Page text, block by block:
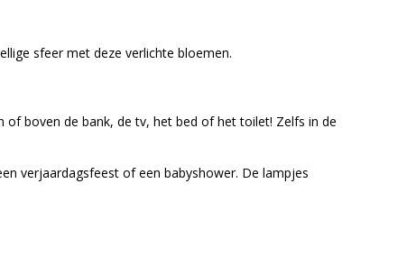
sfeer met deze verlichte bloemen.
boven de bank, de tv, het bed of het toilet! Zelfs in de
verjaardagsfeest of een babyshower. De lampjes